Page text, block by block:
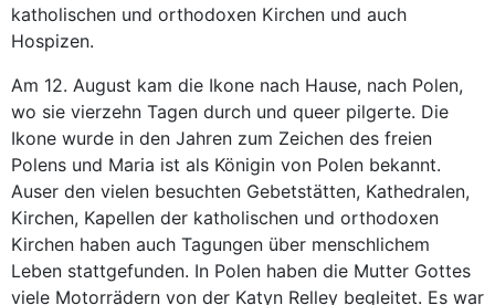
katholischen und orthodoxen Kirchen und auch
Hospizen.
Am 12. August kam die Ikone nach Hause, nach Polen,
wo sie vierzehn Tagen durch und queer pilgerte. Die
Ikone wurde in den Jahren zum Zeichen des freien
Polens und Maria ist als Königin von Polen bekannt.
Auser den vielen besuchten Gebetstätten, Kathedralen,
Kirchen, Kapellen der katholischen und orthodoxen
Kirchen haben auch Tagungen über menschlichem
Leben stattgefunden. In Polen haben die Mutter Gottes
viele Motorrädern von der Katyn Relley begleitet. Es war